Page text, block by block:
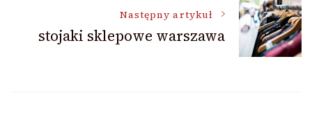
Następny artykuł
stojaki sklepowe warszawa